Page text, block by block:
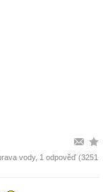
vody, 1 odpověď (3251